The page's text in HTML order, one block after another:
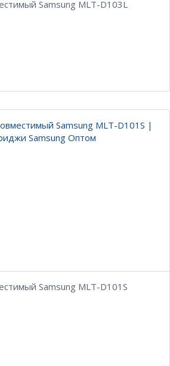
Samsung MLT-D103L
Samsung MLT-D101S